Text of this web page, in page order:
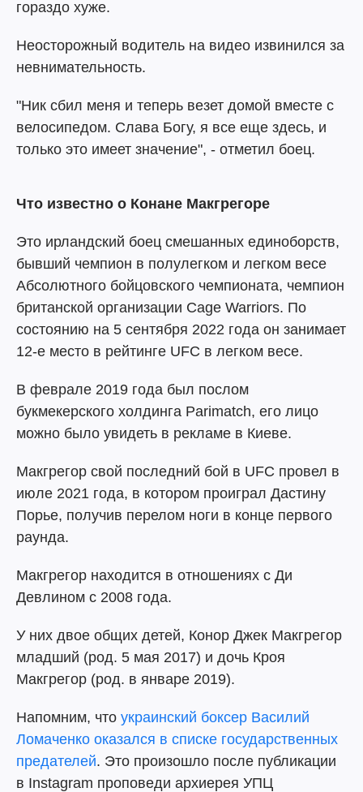
гораздо хуже.
Неосторожный водитель на видео извинился за
невнимательность.
"Ник сбил меня и теперь везет домой вместе с
велосипедом. Слава Богу, я все еще здесь, и
только это имеет значение", - отметил боец.
Что известно о Конане Макгрегоре
Это ирландский боец смешанных единоборств,
бывший чемпион в полулегком и легком весе
Абсолютного бойцовского чемпионата, чемпион
британской организации Cage Warriors. По
состоянию на 5 сентября 2022 года он занимает
12-е место в рейтинге UFC в легком весе.
В феврале 2019 года был послом
букмекерского холдинга Parimatch, его лицо
можно было увидеть в рекламе в Киеве.
Макгрегор свой последний бой в UFC провел в
июле 2021 года, в котором проиграл Дастину
Порье, получив перелом ноги в конце первого
раунда.
Макгрегор находится в отношениях с Ди
Девлином с 2008 года.
У них двое общих детей, Конор Джек Макгрегор
младший (род. 5 мая 2017) и дочь Кроя
Макгрегор (род. в январе 2019).
Напомним, что украинский боксер Василий
Ломаченко оказался в списке государственных
предателей. Это произошло после публикации
в Instagram проповеди архиерея УПЦ